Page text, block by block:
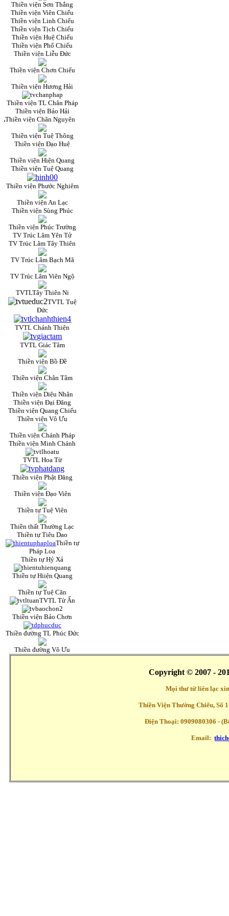
Thiền viện Sơn Thắng
Thiền viện Viên Chiếu
Thiền viện Linh Chiếu
Thiền viện Tịch Chiếu
Thiền viện Huệ Chiếu
Thiền viện Phổ Chiếu
Thiền viện Liễu Đức
Thiền viện Chơn Chiếu
Thiền viện Hương Hải
Thiền viện TL Chân Pháp
Thiền viện Bảo Hải
Thiền viện Chân Nguyên
Thiền viện Tuệ Thông
Thiền viện Đạo Huệ
Thiền viện Hiện Quang
Thiền viện Tuệ Quang
Thiền viện Phước Nghiêm
Thiền viện An Lạc
Thiền viện Sùng Phúc
Thiền viện Phúc Trường
TV Trúc Lâm Yên Tử
TV Trúc Lâm Tây Thiên
TV Trúc Lâm Bạch Mã
TV Trúc Lâm Viên Ngộ
TVTLTây Thiên Ni
TVTL Tuệ
Đức
TVTL Chánh Thiện
TVTL Giác Tâm
Thiền viện Bồ Đề
Thiền viện Chân Tâm
Thiền viện Diệu Nhân
Thiền viện Đại Đăng
Thiền viện Quang Chiếu
Thiền viện Vô Ưu
Thiền viện Chánh Pháp
Thiền viện Minh Chánh
TVTL Hoa Từ
Thiền viện Phật Đăng
Thiền viện Đạo Viên
Thiền tự Tuệ Viên
Thiền thất Thường Lạc
Thiền tự Tiêu Dao
Thiền tự
Pháp Loa
Thiền tự Hỷ Xả
Thiền tự Hiiện Quang
Thiền tự Tuệ Căn
TVTL Từ Ấn
Thiền viện Bảo Chơn
Thiền đường TL Phúc Đức
Thiền đường Vô Ưu
Copyright © 2007 -
Mọi thư từ liên lạc
Thiền Viện Thường Chiếu, Số
Điện Thoại: 0909080306 -
Email: